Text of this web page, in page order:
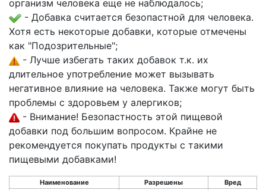
организм человека еще не наблюдалось;
- Добавка считается безопастной для человека.
Хотя есть некоторые добавки, которые отмечены
как "Подозрительные";
- Лучше избегать таких добавок т.к. их
длительное употребление может вызывать
негативное влияние на человека. Также могут быть
проблемы с здоровьем у алергиков;
- Внимание! Безопастность этой пищевой
добавки под большим вопросом. Крайне не
рекомендуется покупать продукты с такими
пищевыми добавками!
Наименование Разрешены Вред